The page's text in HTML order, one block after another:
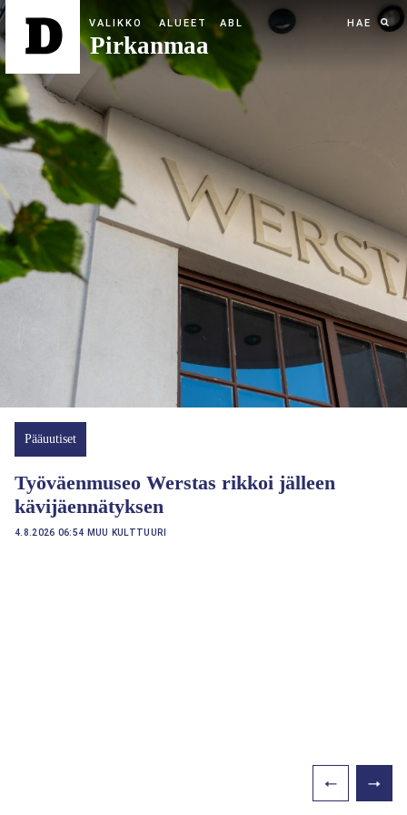
Pirkanmaa
ALUEET HAE
Pääuutiset
Työväenmuseo Werstas rikkoi jälleen
kävijäennätyksen
4.8.2026 06:54 MUU KULTTUURI